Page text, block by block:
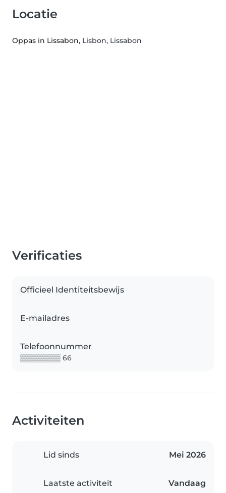
Locatie
Oppas in Lissabon, Lisbon, Lissabon
Verificaties
Officieel Identiteitsbewijs
E-mailadres
Telefoonnummer
▒▒▒▒▒▒▒▒ 66
Activiteiten
Lid sinds Mei 2026
Laatste activiteit Vandaag